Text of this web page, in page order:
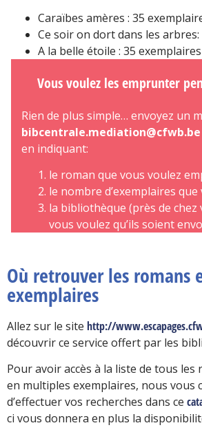
Caraïbes amères : 35
Ce soir on dort dans les
A la belle étoile : 35 exemplaires
Vous voulez les emprunter
Rien de plus simple… envoyez un
bibcentrale.mediation@cfwb.be
en indiquant:
le roman que vous voulez
le nombre d’exemplaires
la bibliothèque (près de chez
vous voulez qu’ils soient
Où retrouver les romans
exemplaires
Allez sur le site http://
découvrir ce service offert par les
Pour avoir accès à la liste de tous
en multiples exemplaires, nous vous
d’effectuer vos recherches dans ce
ci vous donnera en plus la